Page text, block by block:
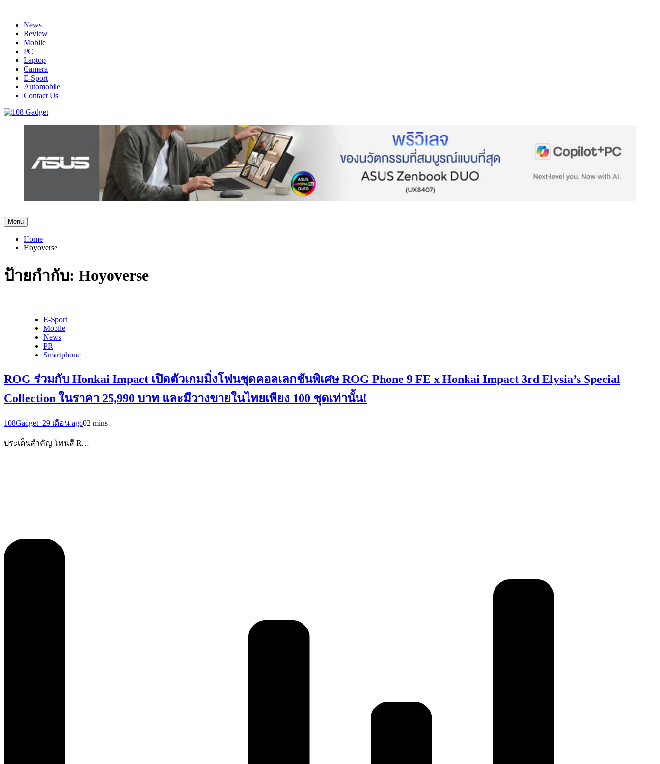
contentNews
Review
Mobile
PC
Laptop
Camera
E-Sport
Automobile
Contact Us
รวบรวมเรื่องราว Gadget IT ,Laptop, Smartphone , ยานยนต์
Menu
Home
Hoyoverse
ป้ายกำกับ: Hoyoverse
E-Sport
Mobile
News
PR
Smartphone
ROG ร่วมกับ Honkai Impact เปิดตัวเกมมิ่งโฟนชุดคอลเลกชันพิเศษ ROG Phone 9 FE x Honkai Impact 3rd Elysia’s Special
Collection ในราคา 25,990 บาท และมีวางขายในไทยเพียง 100 ชุดเท่านั้น!
108Gadget_29 เดือน ago02 mins
ประเด็นสำคัญ โทนสี R…